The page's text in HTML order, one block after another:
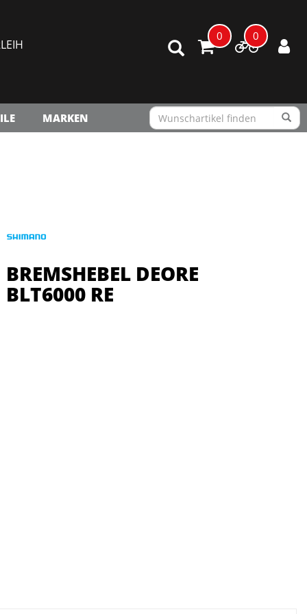
0 0
MARKEN
BREMSHEBEL DEORE
BLT6000 RE